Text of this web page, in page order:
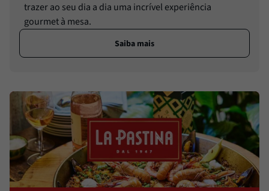
trazer ao seu dia a dia uma incrível experiência
gourmet à mesa.
Saiba mais